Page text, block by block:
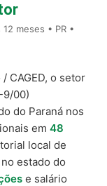
meses • PR •
CAGED, o setor
9/00)
do Paraná nos
em 48
local de
estado do
e salário